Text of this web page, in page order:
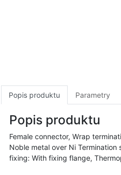
Popis produktu Parametry
Popis produktu
Female connector, Wrap
Noble metal over Ni
fixing: With fixing flange,